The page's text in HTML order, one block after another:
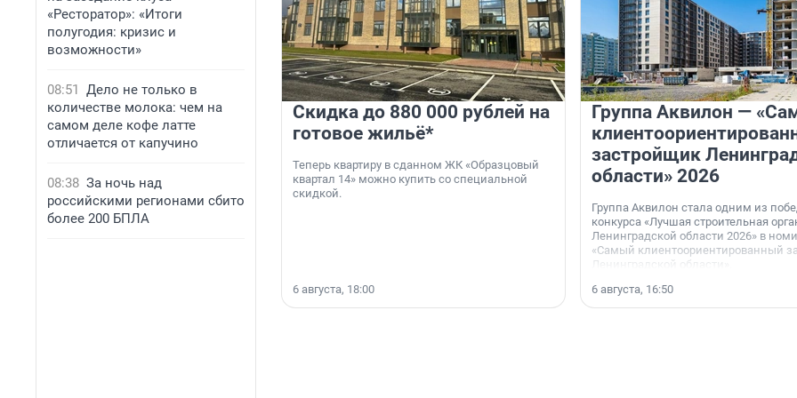
«Ресторатор»: «Итоги
полугодия: кризис и
возможности»
08:51 Дело не только в
количестве молока: чем на
самом деле кофе латте
отличается от капучино
08:38 За ночь над
российскими регионами сбито
более 200 БПЛА
Скидка до 880 000 рублей на
готовое жильё*
Теперь квартиру в сданном ЖК «Образцовый
квартал 14» можно купить со специальной
скидкой.
6 августа, 18:00
Группа Аквилон —
застройщик
области» 2026
Группа Аквилон стала одним из
конкурса «Лучшая строительная
Ленинградской области 2026» в
«Самый клиентоориентированный
Ленинградской области».
6 августа, 16:50